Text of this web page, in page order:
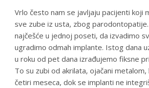
Vrlo često nam se javljaju pacijenti koji
sve zube iz usta, zbog
najčešće u jednoj poseti, da izvadimo
ugradimo odmah implante. Istog dana
u roku od pet dana izrađujemo fiksne
To su zubi od akrilata, ojačani
četiri meseca, dok se implanti ne